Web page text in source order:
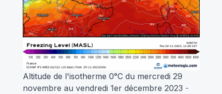
Altitude de l'isotherme 0°C du mercredi 29
novembre au vendredi 1er décembre 2023 -